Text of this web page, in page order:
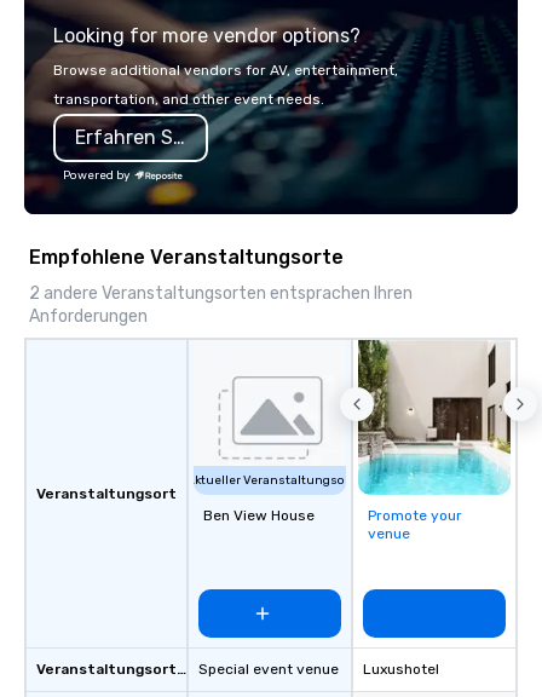
world's fastest-
or walk away with a
innovation playbook,
the Valley. Ideal for
seniority, and
Looking for more vendor options?
Browse additional vendors for AV, entertainment,
transportation, and other event needs.
Erfahren Sie mehr
Powered by
Empfohlene Veranstaltungsorte
2 andere Veranstaltungsorten entsprachen Ihren
Anforderungen
Veranstaltungsort
Veranstaltungsortstyp
Aktueller Veranstaltungsort
Ben View House
Special event venue
Promote your
venue
Luxushotel